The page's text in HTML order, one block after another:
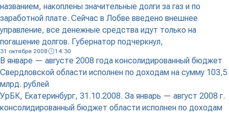
названием, накоплены значительные долги за газ и по
заработной плате. Сейчас в Лобве введено внешнее
управление, все денежные средства идут только на
погашение долгов. Губернатор подчеркнул,
31 октября 2008 14:30
В январе — августе 2008 года консолидированный бюджет
Свердловской области исполнен по доходам на сумму 103,5
млрд. рублей
УрБК, Екатеринбург, 31.10.2008. За январь — август 2008 г.
консолидированный бюджет области исполнен по доходам